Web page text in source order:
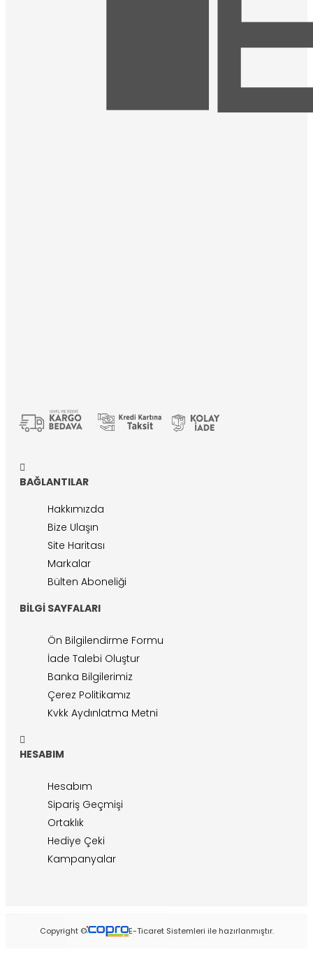
BAĞLANTILAR
Hakkımızda
Bize Ulaşın
Site Haritası
Markalar
Bülten Aboneliği
BILGI SAYFALARI
Ön Bilgilendirme Formu
İade Talebi Oluştur
Banka Bilgilerimiz
Çerez Politikamız
Kvkk Aydınlatma Metni
HESABIM
Hesabım
Sipariş Geçmişi
Ortaklık
Hediye Çeki
Kampanyalar